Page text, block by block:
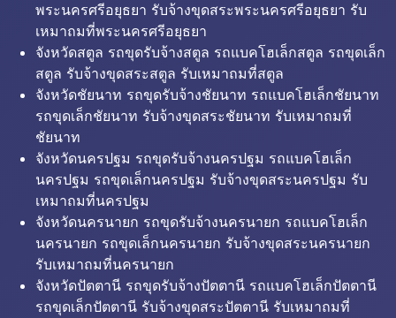
พระนครศรีอยุธยา รับจ้างขุดสระพระนครศรีอยุธยา รับ
เหมาถมที่พระนครศรีอยุธยา
จังหวัดสตูล รถขุดรับจ้างสตูล รถแบคโฮเล็กสตูล รถขุดเล็ก
สตูล รับจ้างขุดสระสตูล รับเหมาถมที่สตูล
จังหวัดชัยนาท รถขุดรับจ้างชัยนาท รถแบคโฮเล็กชัยนาท
รถขุดเล็กชัยนาท รับจ้างขุดสระชัยนาท รับเหมาถมที่
ชัยนาท
จังหวัดนครปฐม รถขุดรับจ้างนครปฐม รถแบคโฮเล็ก
นครปฐม รถขุดเล็กนครปฐม รับจ้างขุดสระนครปฐม รับ
เหมาถมที่นครปฐม
จังหวัดนครนายก รถขุดรับจ้างนครนายก รถแบคโฮเล็ก
นครนายก รถขุดเล็กนครนายก รับจ้างขุดสระนครนายก
รับเหมาถมที่นครนายก
จังหวัดปัตตานี รถขุดรับจ้างปัตตานี รถแบคโฮเล็กปัตตานี
รถขุดเล็กปัตตานี รับจ้างขุดสระปัตตานี รับเหมาถมที่